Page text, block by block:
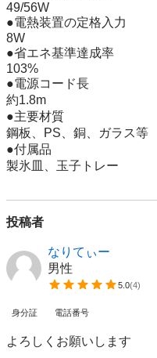
49/56W
●電熱装置の定格入力
8W
●省エネ基準達成率
103%
●電源コード長
約1.8m
●主要材質
鋼板、PS、銅、ガラス等
●付属品
製氷皿、玉子トレー
投稿者
なりてぃー
男性
5.0(4)
身分証 電話番号
よろしくお願いします